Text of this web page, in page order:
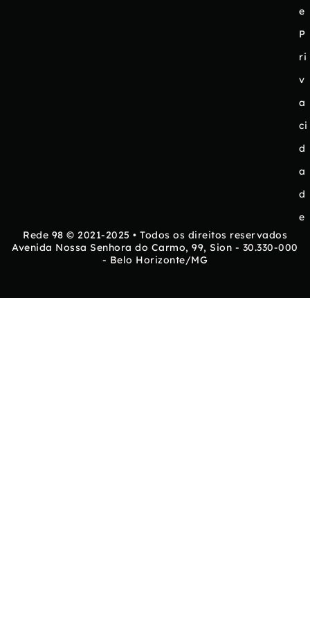
e
P
ri
v
a
ci
d
a
d
e
Rede 98 © 2021-2025 • Todos os direitos reservados
Avenida Nossa Senhora do Carmo, 99, Sion - 30.330-000
- Belo Horizonte/MG